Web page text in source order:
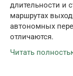
длительности и
маршрутах
автономных
отличаются.
Читать